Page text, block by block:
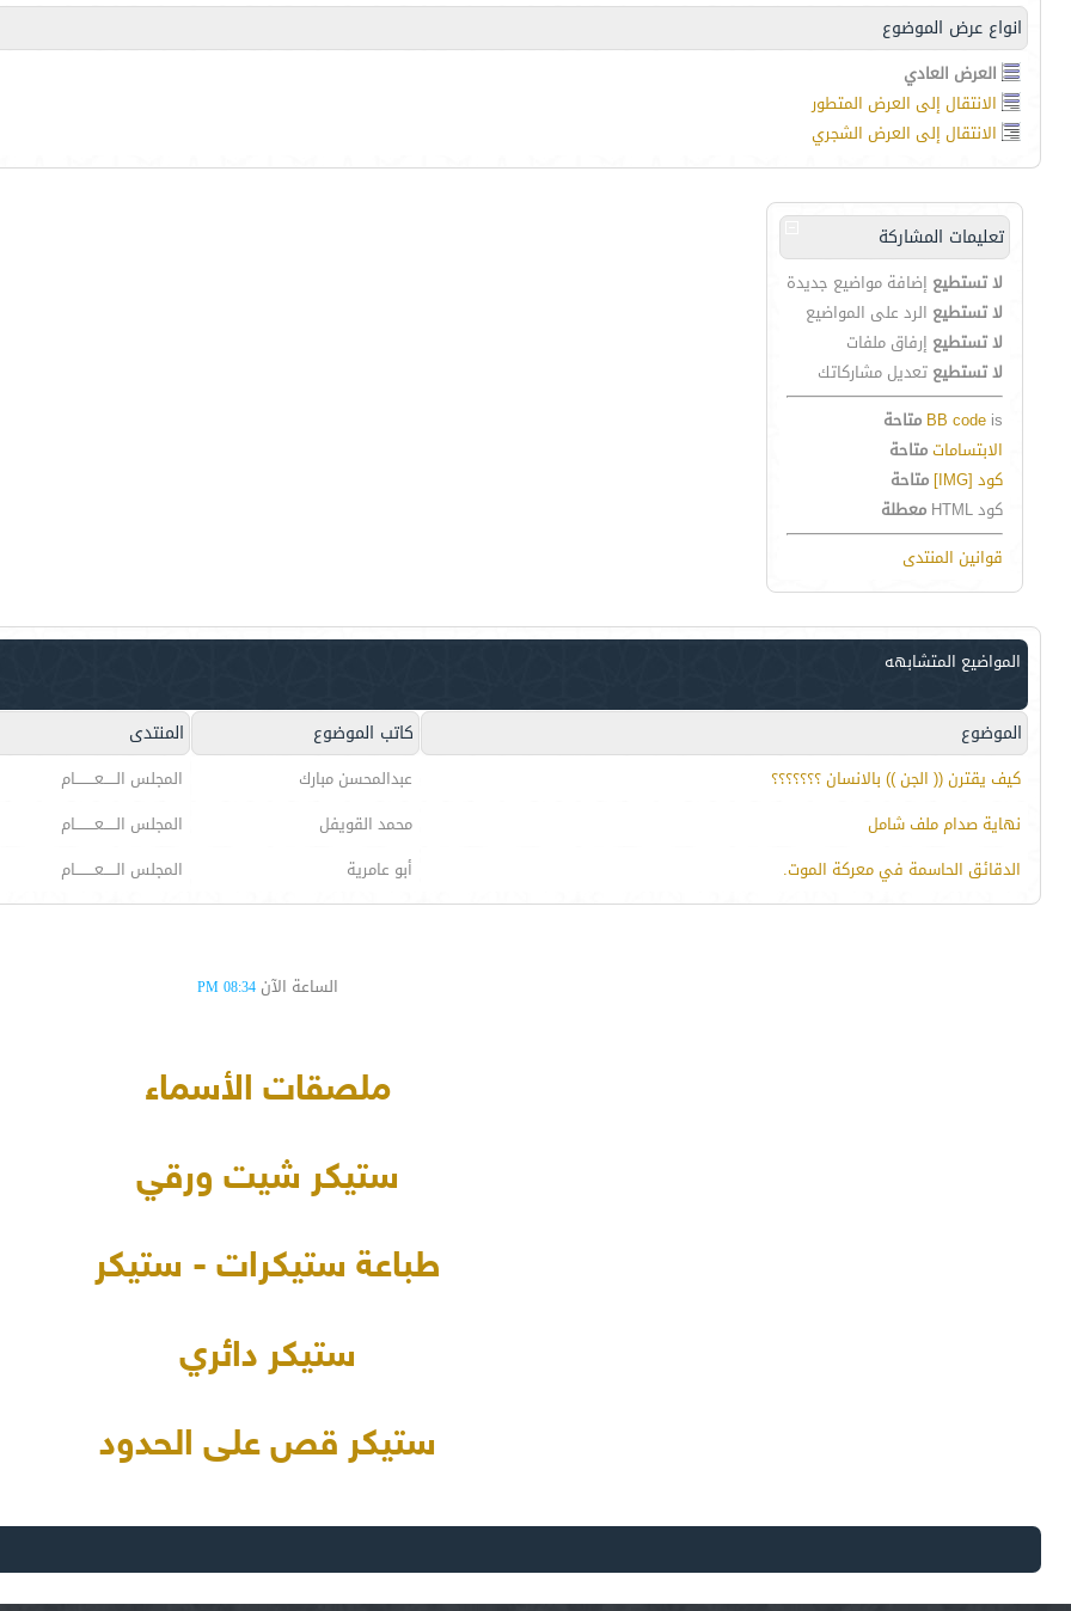
انواع عرض الموضوع
العرض العادي
الانتقال إلى العرض المتطور
الانتقال إلى العرض الشجري
تعليمات المشاركة
لا تستطيع إضافة مواضيع جديدة
لا تستطيع الرد على المواضيع
لا تستطيع إرفاق ملفات
لا تستطيع تعديل مشاركاتك
BB code is
متاحة
الابتساماتمتاحة
كود [IMG]
متاحة
كود HTML
معطلة
قوانين المنتدى
المواضيع المتشابهه
الموضوع كاتب الموضوع المنتدى
كيف يقترن (( الجن )) بالانسان ؟؟؟؟؟؟؟ عبدالمحسن مبارك
المجلس الـــــعــــــــام
نهاية صدام ملف شامل
محمد القويفل
المجلس الـــــعــــــــام
الدقائق الحاسمة في معركة الموت.
أبو عامرية المجلس الـــــعــــــــام
الساعة الآن 08:34 PM
ملصقات الأسماء
ستيكر شيت ورقي
طباعة ستيكرات - ستيكر
ستيكر دائري
ستيكر قص على الحدود